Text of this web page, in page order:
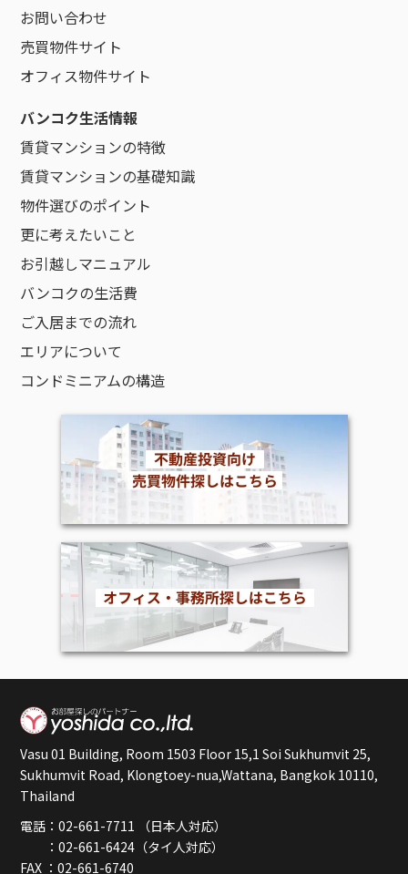
お問い合わせ
売買物件サイト
オフィス物件サイト
バンコク生活情報
賃貸マンションの特徴
賃貸マンションの基礎知識
物件選びのポイント
更に考えたいこと
お引越しマニュアル
バンコクの生活費
ご入居までの流れ
エリアについて
コンドミニアムの構造
Vasu 01 Building, Room 1503 Floor 15,1 Soi Sukhumvit 25,
Sukhumvit Road, Klongtoey-nua,Wattana, Bangkok 10110,
Thailand
電話：02-661-7711 （日本人対応）
：02-661-6424（タイ人対応）
FAX ：02-661-6740